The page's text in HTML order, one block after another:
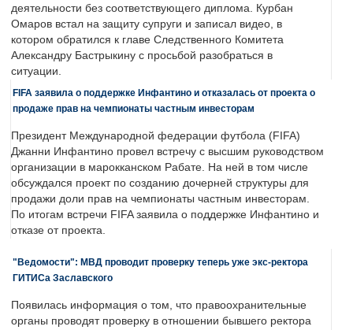
деятельности без соответствующего диплома. Курбан
Омаров встал на защиту супруги и записал видео, в
котором обратился к главе Следственного Комитета
Александру Бастрыкину с просьбой разобраться в
ситуации.
FIFA заявила о поддержке Инфантино и отказалась от проекта о
продаже прав на чемпионаты частным инвесторам
Президент Международной федерации футбола (FIFA)
Джанни Инфантино провел встречу с высшим руководством
организации в марокканском Рабате. На ней в том числе
обсуждался проект по созданию дочерней структуры для
продажи доли прав на чемпионаты частным инвесторам.
По итогам встречи FIFA заявила о поддержке Инфантино и
отказе от проекта.
"Ведомости": МВД проводит проверку теперь уже экс-ректора
ГИТИСа Заславского
Появилась информация о том, что правоохранительные
органы проводят проверку в отношении бывшего ректора